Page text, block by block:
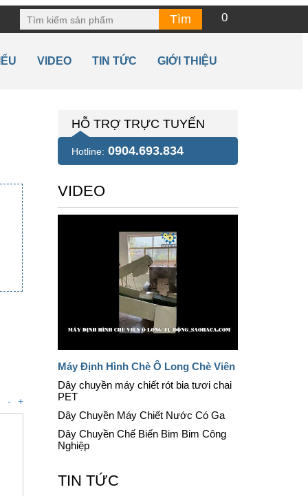
0
VIDEO TIN TỨC GIỚI THIỆU
- +
HỖ TRỢ TRỰC TUYẾN
Hotline: 0904.693.834
VIDEO
Máy Định Hình Chè Ô Long Chè Viên
Dây chuyền máy chiết rót bia tươi chai
PET
Dây Chuyền Máy Chiết Nước Có Ga
Dây Chuyền Chế Biến Bim Bim Công
Nghiệp
TIN TỨC